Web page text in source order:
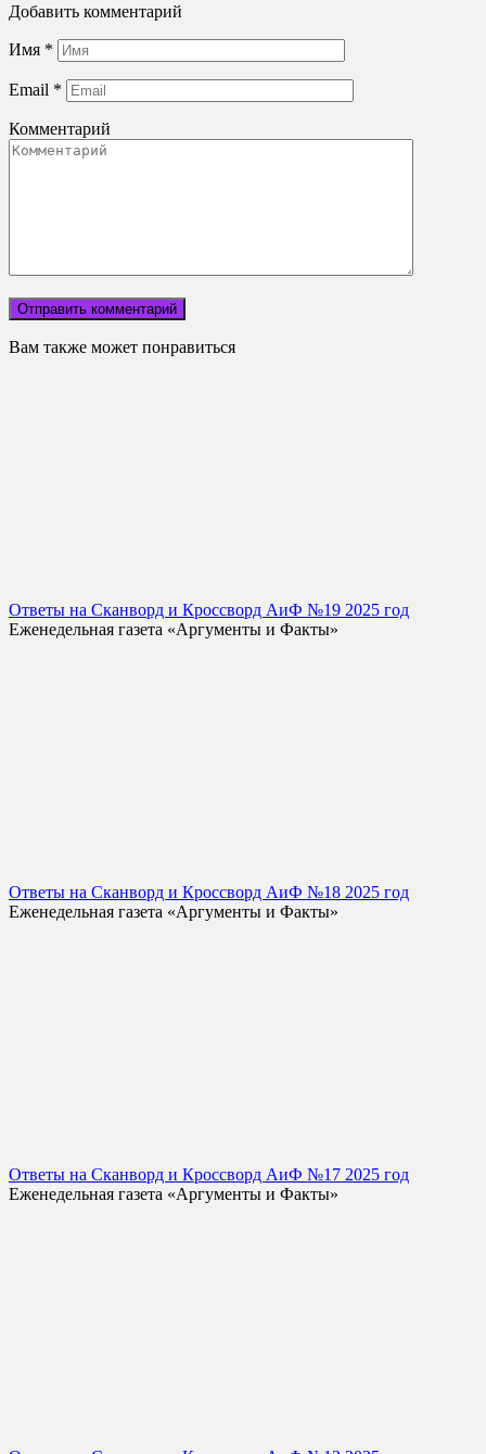
Добавить комментарий
Имя *
Email *
Комментарий
Вам также может понравиться
Ответы на Сканворд и Кроссворд АиФ №19 2025 год
Еженедельная газета «Аргументы и Факты»
Ответы на Сканворд и Кроссворд АиФ №18 2025 год
Еженедельная газета «Аргументы и Факты»
Ответы на Сканворд и Кроссворд АиФ №17 2025 год
Еженедельная газета «Аргументы и Факты»